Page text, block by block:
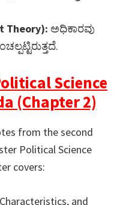
Theory): ಅಧಿಕಾರವು
Science
(Chapter 2)
from the second
Political Science
covers:
and